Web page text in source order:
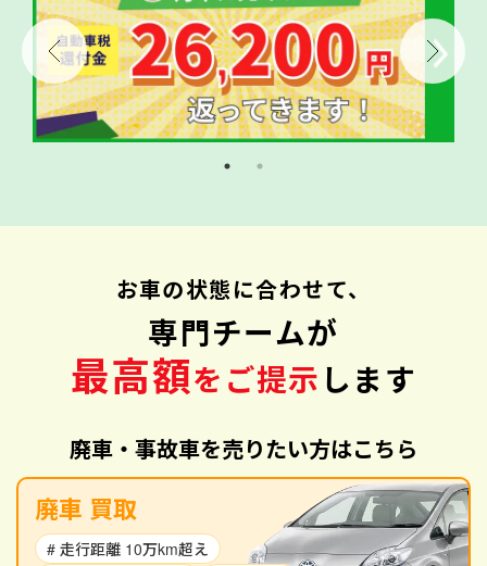
お車の状態に合わせて、
専門チームが
最高額をご提示 します
廃車・事故車を売りたい方はこちら
廃車 買取
# 走行距離 10万km超え